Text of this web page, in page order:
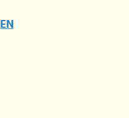
EN